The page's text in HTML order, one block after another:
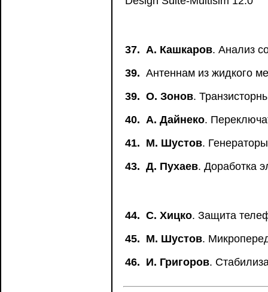
37. А. Кашкаров. Анализ
39. Антеннам из жидкого
39. О. Зонов.
40. А. Дайнеко.
41. М. Шустов.
43. Д. Пухаев. Доработка
44. С. Хицко. Защита
45. М. Шустов.
46. И. Григоров.